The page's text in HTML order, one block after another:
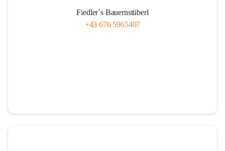
Fiedler´s Bauernstüberl
+43 676 5965407